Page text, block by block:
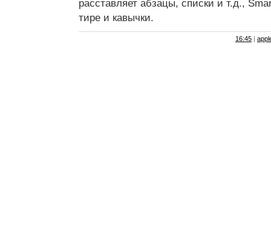
расставляет абзацы, списки и т.д.,
тире и кавычки.
16:45 |